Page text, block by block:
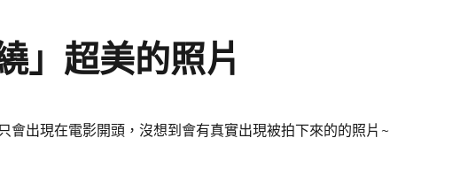
」超美的照片
會出現在電影開頭，沒想到會有真實出現被拍下來的的照片~